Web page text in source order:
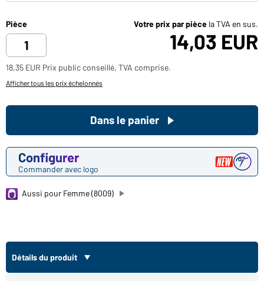
Pièce Votre prix par pièce la TVA en sus.
14,03 EUR
18,35 EUR Prix public conseillé, TVA comprise.
Afficher tous les prix échelonnés
Configurer
Commander avec logo
Dans le panier
Aussi pour Femme (8009)
Détails du produit